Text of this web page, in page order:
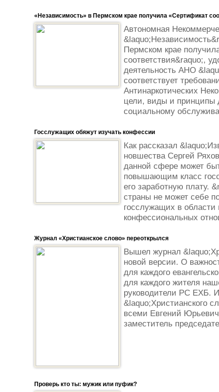
«Независимость» в Пермском крае получила «Сертификат
Автономная
Пермском крае
соответствия&raquo;,
деятельность АНО
соответствует
Антинаркотических
цели, виды и принципы
социальному
Госслужащих обяжут изучать конфессии
Как рассказал
новшества Сергей
данной сфере может
повышающим класс
его заработную плату.
страны не может себе
госслужащих в области
конфессиональных
Журнал «Христианское слово» переоткрылся
Вышел журнал
новой версии. О
для каждого
для каждого жителя
руководители РС ЕХБ.
&laquo;Христианского
всеми Евгений
заместитель
Проверь кто ты: мужик или пуфик?